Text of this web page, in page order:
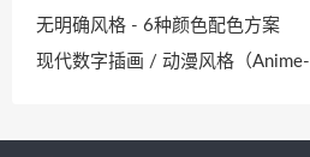
无明确风格 - 6种颜色配色方案
现代数字插画 / 动漫风格（Anime-